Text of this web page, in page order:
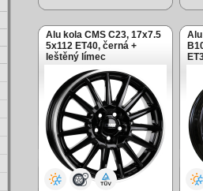
Alu kola CMS C23, 17x7.5
5x112 ET40, černá +
leštěný límec